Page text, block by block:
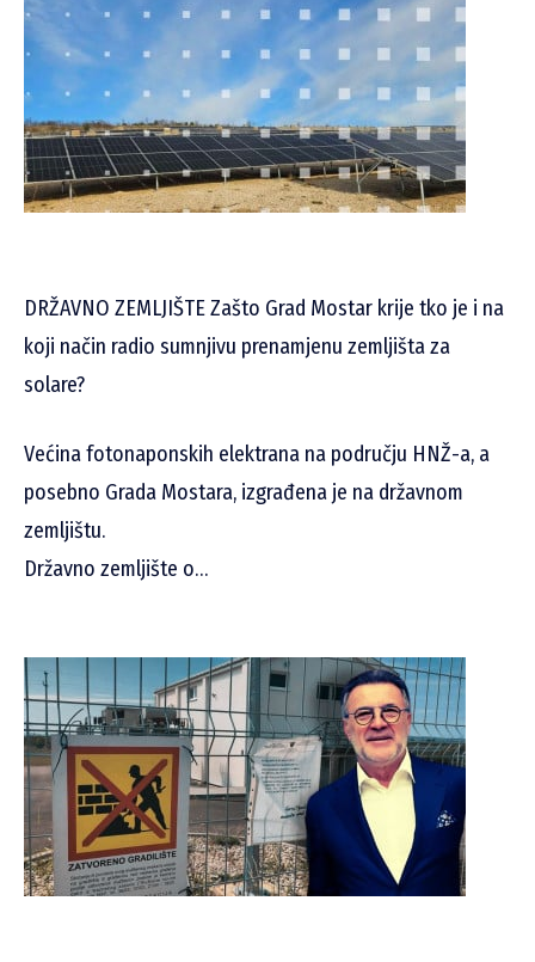
DRŽAVNO ZEMLJIŠTE Zašto Grad Mostar krije tko je i na
koji način radio sumnjivu prenamjenu zemljišta za
solare?
Većina fotonaponskih elektrana na području HNŽ-a, a
posebno Grada Mostara, izgrađena je na državnom
zemljištu.
Državno zemljište o…